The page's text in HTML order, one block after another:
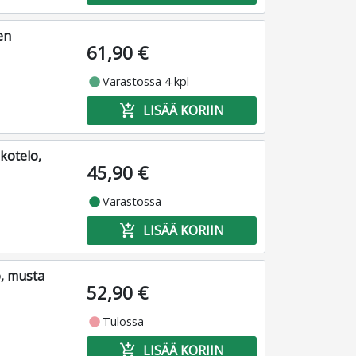
61,90 €
fiber_manual_recordVarastossa 4 kpl
add_shopping_cart LISÄÄ KORIIN
45,90 €
fiber_manual_recordVarastossa
add_shopping_cart LISÄÄ KORIIN
musta
52,90 €
fiber_manual_record Tulossa
add_shopping_cart LISÄÄ KORIIN